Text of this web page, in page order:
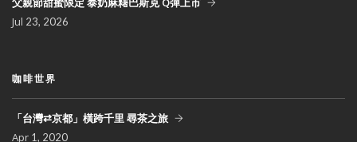
Jul 23, 2026
咖啡世界
「台灣⇄京都」橫跨千里 尋茶之旅
Apr 1, 2020